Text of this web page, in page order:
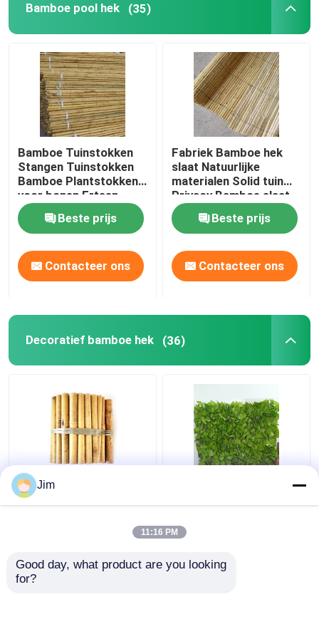
Bamboe Tiki Bar
massieve bamboe vloeren
bamboe het met panelen bekleden
Bamboe rondbreinaalden
Blinde bamboerol
Blank bamboe-onderwielen
Bamboe pool hek (35)
Bamboe Tuinstokken
Stangen Tuinstokken
Bamboe Plantstokken
voor bonen Ertsen
Komkommers
Fruitplanten Bomen
Beste prijs
Contacteer ons
Fabriek Bamboe hek
slaat Natuurlijke
materialen Solid tuin
Privacy Bamboe slaat
Beste prijs
Contacteer ons
Decoratief bamboe hek (36)
20x100cm decoratief
bamboe hek kleine tuin
voor buitendecoratie
Jim
11:16 PM
Good day, what product are you looking
for?